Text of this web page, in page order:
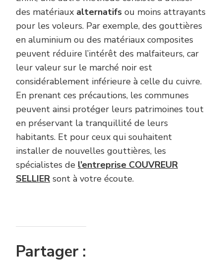
des matériaux alternatifs ou moins attrayants
pour les voleurs. Par exemple, des gouttières
en aluminium ou des matériaux composites
peuvent réduire l’intérêt des malfaiteurs, car
leur valeur sur le marché noir est
considérablement inférieure à celle du cuivre.
En prenant ces précautions, les communes
peuvent ainsi protéger leurs patrimoines tout
en préservant la tranquillité de leurs
habitants. Et pour ceux qui souhaitent
installer de nouvelles gouttières, les
spécialistes de l’entreprise COUVREUR
SELLIER sont à votre écoute.
Partager :